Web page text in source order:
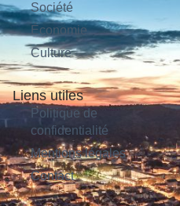
Société
Économie
Culture
Liens utiles
Politique de
confidentialité
Mentions légales
Contact